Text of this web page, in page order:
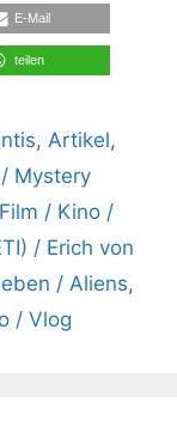
E-Mail
teilen
,Artikel,
Mystery
/ Kino /
/ Erich von
/ Aliens,
/ Vlog